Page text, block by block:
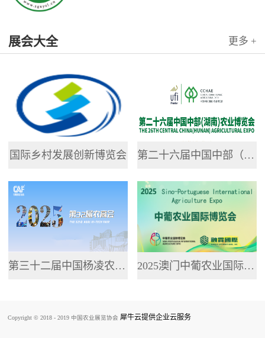
专业网站，提供了...
展会大全 更多 +
国际乡村发展创新博览会 第二十六届中国中部（湖南）农业博览会
第三十二届中国杨凌农业高新科技成果博览会 2025澳门中葡农业国际博览会
Copyright © 2018 - 2019 中国农业展览协会 犀牛云提供企业云服务